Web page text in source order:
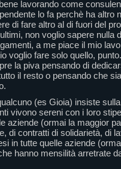
lavorando come
lo fa perchè ha altro
di fare altro al di fuori del
non voglio sapere nulla
a me piace il mio
voglio fare solo quello, punto.
la piva pensando di
il resto o pensando che
(es Gioia) insiste
vivono sereni con i loro
aziende (ormai la maggior
di contratti di solidarietà, di
in tutte quelle aziende
hanno mensilità arretrate